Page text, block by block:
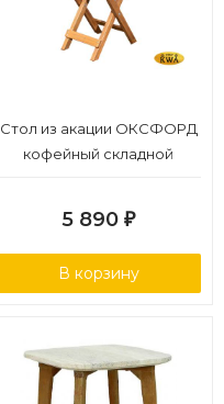
Стол из акации ОКСФОРД
кофейный складной
5 890 ₽
В корзину